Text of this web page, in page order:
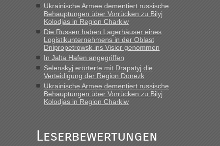
Berichte und Reisetipps • Re: An welchem
Grenzübergang zwischen Polen und der Ukraine geht es am
schnellsten?
„Wir sind mit unserem Wohnmobil, wie geplant am Montag
15.6. in Krakovets rüber. Sehr zeitig los gegen 5 Uhr in der
Früh. Mit sehr sehr wenig Verkehr, super bis zur Grenze. Nur
8 PKW vor der Schranke....“
inBerichte und Reisetipps • Re: An welchem
Grenzübergang zwischen Polen und der Ukraine geht es am
in Krakowez mit dem Kleinbus. Abfertigung ging dann
schnell da auch Passagiere mit EU-Pass dabei waren“
Ukrainische Armee dementiert russische
Behauptungen über Vorrücken zu Bilyj
Kolodjas in Region Charkiw
Die Russen haben Lagerhäuser eines
Logistikunternehmens in der Oblast
Dnipropetrowsk ins Visier genommen
In Jalta Hafen angegriffen
Selenskyj erörterte mit Drapatyj die
Verteidigung der Region Donezk
Ukrainische Armee dementiert russische
Behauptungen über Vorrücken zu Bilyj
Kolodjas in Region Charkiw
Leserbewertungen